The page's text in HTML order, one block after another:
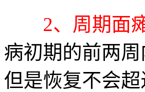
2、周期面
病初期的前两
但是恢复不会